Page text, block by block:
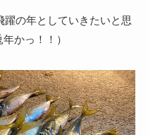
躍の年としていきたいと思
かっ！！）